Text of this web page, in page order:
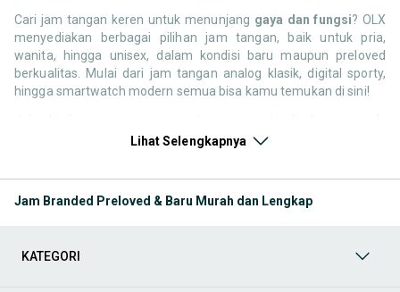
Cari jam tangan keren untuk menunjang gaya dan fungsi? OLX
menyediakan berbagai pilihan jam tangan, baik untuk pria,
wanita, hingga unisex, dalam kondisi baru maupun preloved
berkualitas. Mulai dari jam tangan analog klasik, digital sporty,
hingga smartwatch modern semua bisa kamu temukan di sini!
fitur, dan materia seperti stainless steel, kulit asli, hingga
terbaik di OLX!
sporty, hingga multifungsi tersedia di OLX dalam berbagai
Lihat Selengkapnya
Jam Branded Preloved & Baru Murah dan Lengkap
KATEGORI